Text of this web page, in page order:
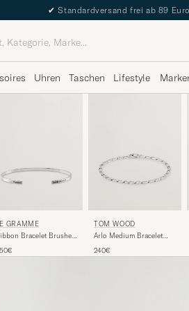
✔ Standardversand frei ab 89
Uhren Taschen Lifestyle
GRAMME
Bracelet Brushed
TOM WOOD
Arlo Medium Bracelet
240€